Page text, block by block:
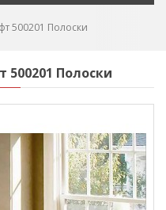
500201 Полоски
500201 Полоски